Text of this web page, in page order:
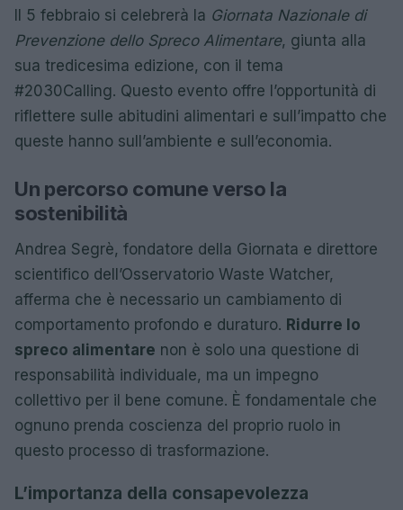
Il 5 febbraio si celebrerà la Giornata Nazionale di
Prevenzione dello Spreco Alimentare, giunta alla
sua tredicesima edizione, con il tema
#2030Calling. Questo evento offre l’opportunità di
riflettere sulle abitudini alimentari e sull’impatto che
queste hanno sull’ambiente e sull’economia.
Un percorso comune verso la
sostenibilità
Andrea Segrè, fondatore della Giornata e direttore
scientifico dell’Osservatorio Waste Watcher,
afferma che è necessario un cambiamento di
comportamento profondo e duraturo. Ridurre lo
spreco alimentare non è solo una questione di
responsabilità individuale, ma un impegno
collettivo per il bene comune. È fondamentale che
ognuno prenda coscienza del proprio ruolo in
questo processo di trasformazione.
L’importanza della consapevolezza